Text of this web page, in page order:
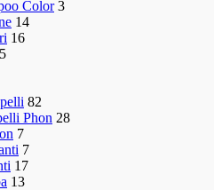
Color 3
14
16
5
82
Phon 28
7
7
17
13